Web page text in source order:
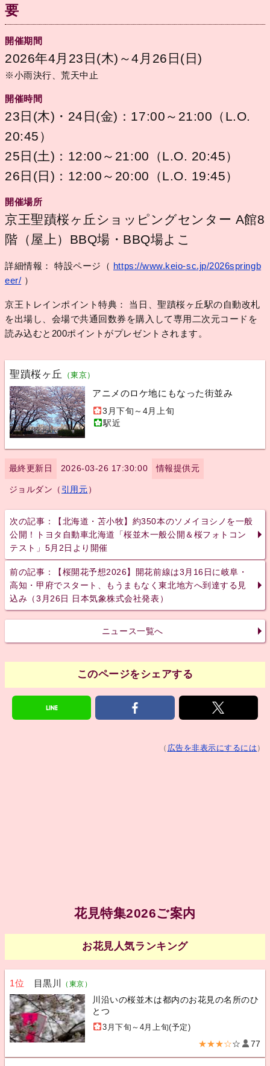
要
開催期間
2026年4月23日(木)～4月26日(日)
※小雨決行、荒天中止
開催時間
23日(木)・24日(金)：17:00～21:00（L.O.
20:45）
25日(土)：12:00～21:00（L.O. 20:45）
26日(日)：12:00～20:00（L.O. 19:45）
開催場所
京王聖蹟桜ヶ丘ショッピングセンター A館8
階（屋上）BBQ場・BBQ場よこ
詳細情報： 特設ページ（ https://www.keio-sc.jp/2026springb
eer/ ）
京王トレインポイント特典： 当日、聖蹟桜ヶ丘駅の自動改札
を出場し、会場で共通回数券を購入して専用二次元コードを
読み込むと200ポイントがプレゼントされます。
聖蹟桜ヶ丘 （東京）
アニメのロケ地にもなった街並み
3月下旬～4月上旬
駅近
最終更新日 2026-03-26 17:30:00 情報提供元
ジョルダン（ 引用元 ）
次の記事：【北海道・苫小牧】約350本のソメイヨシノを一般
公開！トヨタ自動車北海道「桜並木一般公開＆桜フォトコン
テスト」5月2日より開催
前の記事：【桜開花予想2026】開花前線は3月16日に岐阜・
高知・甲府でスタート、もうまもなく東北地方へ到達する見
込み（3月26日 日本気象株式会社発表）
ニュース一覧へ
このページをシェアする
（ 広告を非表示にするには ）
花見特集2026ご案内
お花見人気ランキング
1位 目黒川 （東京）
川沿いの桜並木は都内のお花見の名所のひ
とつ
3月下旬～4月上旬(予定)
★★★☆☆ 77